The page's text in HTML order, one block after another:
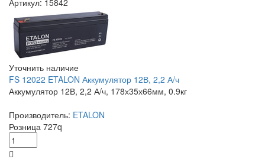
Артикул: 15842
Уточнить наличие
FS 12022 ETALON Аккумулятор 12В, 2,2 А/ч
Аккумулятор 12В, 2,2 А/ч, 178х35х66мм, 0.9кг
Производитель: ETALON
Розница 727q